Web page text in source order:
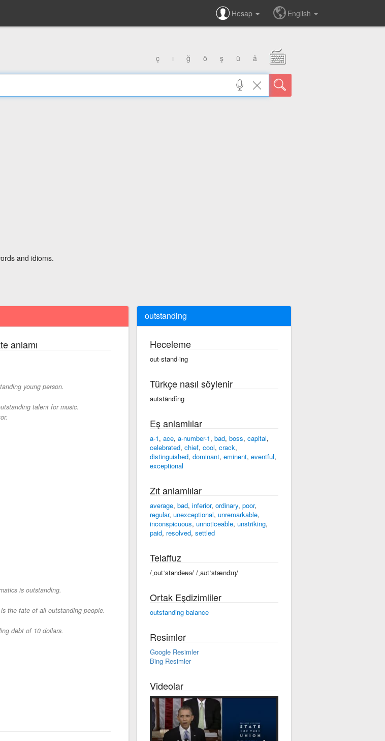
Hesap English
ç ı ğ ö ş ü â
and idioms.
anlamı
young person.
talent for music.
is outstanding.
the fate of all outstanding people.
debt of 10 dollars.
outstanding
Heceleme
out·stand·ing
Türkçe nasıl söylenir
autständîng
Eş anlamlılar
a-1, ace, a-number-1, bad, boss, capital,
celebrated, chief, cool, crack,
distinguished, dominant, eminent, eventful,
exceptional
Zıt anlamlılar
average, bad, inferior, ordinary, poor,
regular, unexceptional, unremarkable,
inconspicuous, unnoticeable, unstriking,
paid, resolved, settled
Telaffuz
/ˌoutˈstandəɴɢ/ /ˌaʊtˈstændɪŋ/
Ortak Eşdizimliler
outstanding balance
Resimler
Google Resimler
Bing Resimler
Videolar